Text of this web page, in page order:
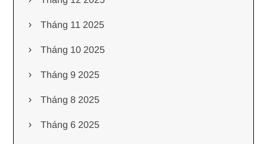
Tháng 11 2025
Tháng 10 2025
Tháng 9 2025
Tháng 8 2025
Tháng 6 2025